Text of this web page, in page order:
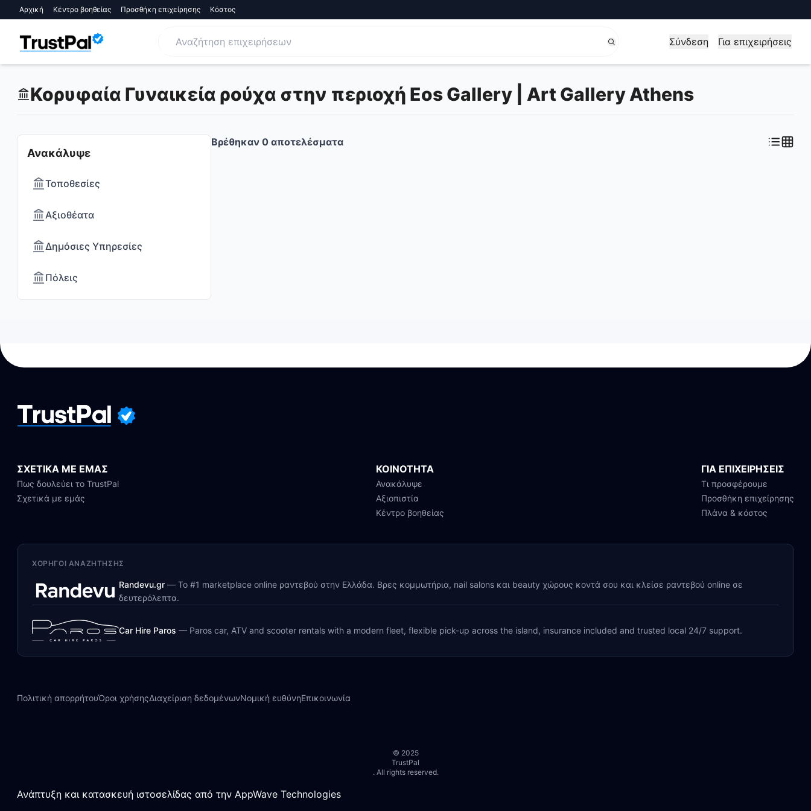
Αρχική Κέντρο βοηθείας Προσθήκη επιχείρησης Κόστος
Σύνδεση Για επιχειρήσεις
Κορυφαία Γυναικεία ρούχα στην περιοχή Eos Gallery | Art Gallery Athens
Ανακάλυψε
Τοποθεσίες
Αξιοθέατα
Δημόσιες Υπηρεσίες
Πόλεις
Βρέθηκαν 0 αποτελέσματα
ΣΧΕΤΙΚΑ ΜΕ ΕΜΑΣ
Πως δουλεύει το TrustPal
Σχετικά με εμάς
ΚΟΙΝΟΤΗΤΑ
Ανακάλυψε
Αξιοπιστία
Κέντρο βοηθείας
ΓΙΑ ΕΠΙΧΕΙΡΗΣΕΙΣ
Τι προσφέρουμε
Προσθήκη επιχείρησης
Πλάνα & κόστος
ΧΟΡΗΓΟΊ ΑΝΑΖΉΤΗΣΗΣ
Randevu.gr — Το #1 marketplace online ραντεβού στην Ελλάδα. Βρες κομμωτήρια, nail salons και beauty χώρους κοντά σου και κλείσε ραντεβού online σε
δευτερόλεπτα.
Car Hire Paros — Paros car, ATV and scooter rentals with a modern fleet, flexible pick-up across the island, insurance included and trusted local 24/7 support.
Πολιτική απορρήτουΌροι χρήσηςΔιαχείριση δεδομένωνΝομική ευθύνηΕπικοινωνία
© 2025
TrustPal
. All rights reserved.
Ανάπτυξη και κατασκευή ιστοσελίδας από την AppWave Technologies